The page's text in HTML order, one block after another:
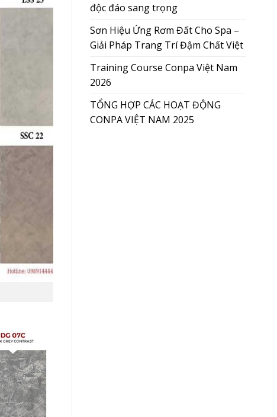
độc đáo sang trọng
Sơn Hiệu Ứng Rơm Đất Cho Spa –
Giải Pháp Trang Trí Đậm Chất Việt
Training Course Conpa Việt Nam
2026
TỔNG HỢP CÁC HOẠT ĐỘNG
CONPA VIỆT NAM 2025